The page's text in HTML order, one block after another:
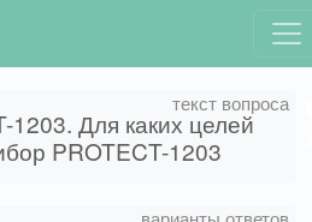
Для каких целей
PROTECT-1203